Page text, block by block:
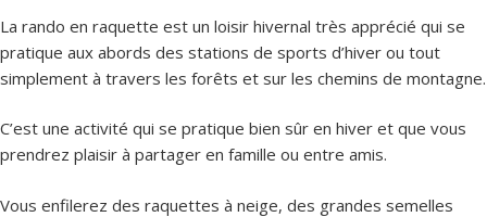
La rando en raquette est un loisir hivernal très apprécié qui se
pratique aux abords des stations de sports d’hiver ou tout
simplement à travers les forêts et sur les chemins de montagne.
C’est une activité qui se pratique bien sûr en hiver et que vous
prendrez plaisir à partager en famille ou entre amis.
Vous enfilerez des raquettes à neige, des grandes semelles